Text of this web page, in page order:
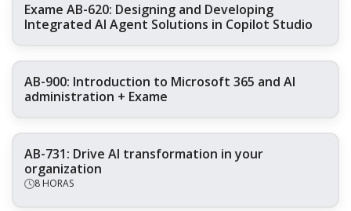
Exame AB-620: Designing and Developing
Integrated AI Agent Solutions in Copilot Studio
AB-900: Introduction to Microsoft 365 and AI
administration + Exame
AB-731: Drive AI transformation in your
organization
8 HORAS